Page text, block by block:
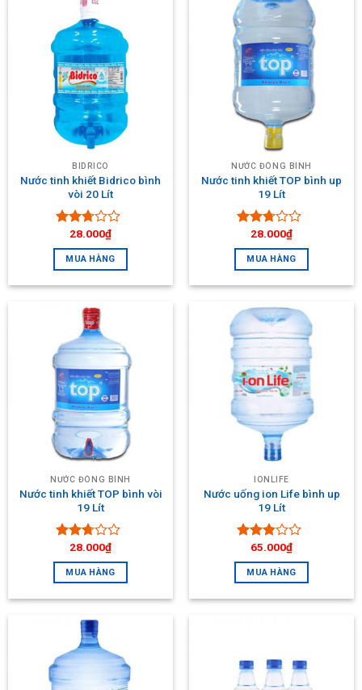
BIDRICO
Nước tinh khiết Bidrico bình
vòi 20 Lít
Được
xếp
hạng
2.54
5 sao
28.000₫
MUA HÀNG
NƯỚC ĐÓNG BÌNH
Nước tinh khiết TOP bình up
19 Lít
Được
xếp
hạng
2.53
5 sao
28.000₫
MUA HÀNG
NƯỚC ĐÓNG BÌNH
Nước tinh khiết TOP bình vòi
19 Lít
Được
xếp
hạng
2.53
5 sao
28.000₫
MUA HÀNG
IONLIFE
Nước uống ion Life bình up
19 Lít
Được
xếp
hạng
2.705
sao
65.000₫
MUA HÀNG